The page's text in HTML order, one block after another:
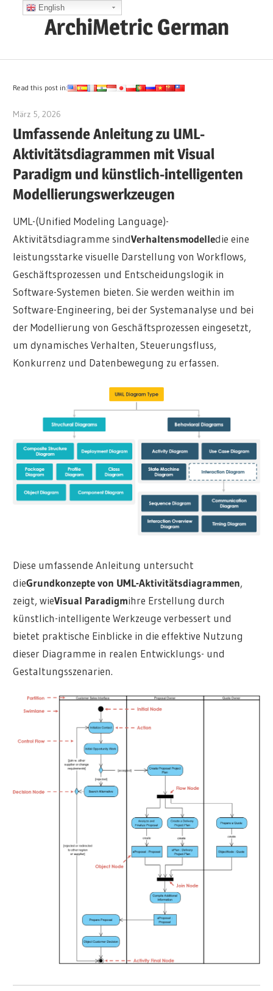
ArchiMetric German
Ops,
and
More
Read this post in:
März 5, 2026
Umfassende Anleitung zu UML-
Aktivitätsdiagrammen mit Visual
Paradigm und künstlich-intelligenten
Modellierungswerkzeugen
UML-(Unified Modeling Language)-
Aktivitätsdiagramme sindVerhaltensmodelledie eine
leistungsstarke visuelle Darstellung von Workflows,
Geschäftsprozessen und Entscheidungslogik in
Software-Systemen bieten. Sie werden weithin im
Software-Engineering, bei der Systemanalyse und bei
der Modellierung von Geschäftsprozessen eingesetzt,
um dynamisches Verhalten, Steuerungsfluss,
Konkurrenz und Datenbewegung zu erfassen.
Diese umfassende Anleitung untersucht
dieGrundkonzepte von UML-Aktivitätsdiagrammen,
zeigt, wieVisual Paradigmihre Erstellung durch
künstlich-intelligente Werkzeuge verbessert und
bietet praktische Einblicke in die effektive Nutzung
dieser Diagramme in realen Entwicklungs- und
Gestaltungsszenarien.
English